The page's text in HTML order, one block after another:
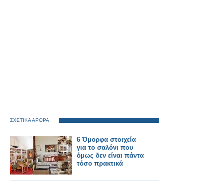
ΣΧΕΤΙΚΑ ΑΡΘΡΑ
6 Όμορφα στοιχεία
για το σαλόνι που
όμως δεν είναι πάντα
τόσο πρακτικά